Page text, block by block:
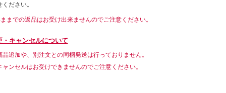
ださい。
までの返品はお受け出来ませんのでご注意ください。
キャンセルについて
追加や、別注文との同梱発送は行っておりません。
ンセルはお受けできませんのでご注意ください。